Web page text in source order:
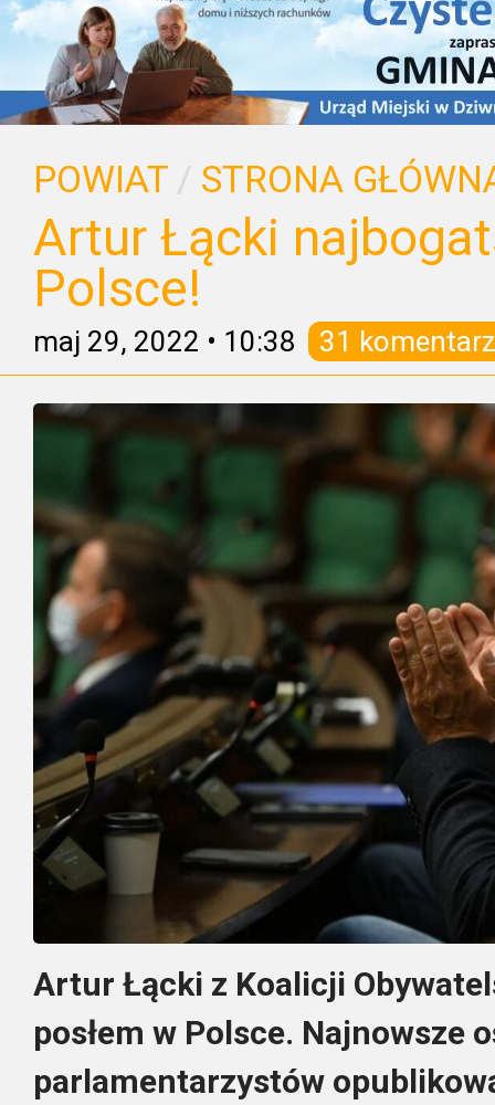
POWIAT / STRONA
Artur Łącki
Polsce!
maj 29, 2022 • 10:38 31
Artur Łącki z Koalicji
posłem w Polsce. Najnowsze
parlamentarzystów